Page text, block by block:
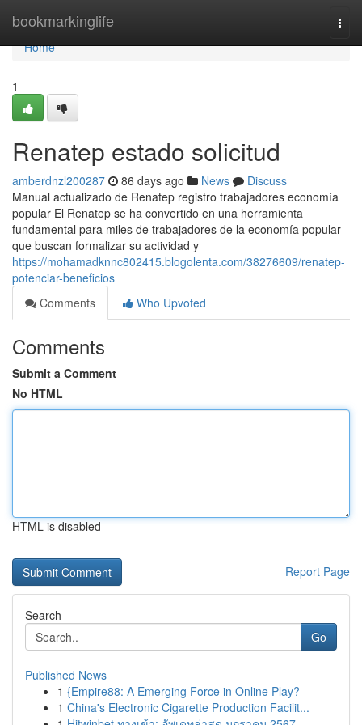
bookmarkinglife
Home
Home
1
Renatep estado solicitud
amberdnzl200287 86 days ago News
Discuss
Manual actualizado de Renatep registro trabajadores economía
popular El Renatep se ha convertido en una herramienta
fundamental para miles de trabajadores de la economía popular
que buscan formalizar su actividad y
https://mohamadknnc802415.blogolenta.com/38276609/renatep-
potenciar-beneficios
Comments
Who Upvoted
Comments
Submit a Comment
No HTML
HTML is disabled
Report Page
Search
Go
Published News
1 {Empire88: A Emerging Force in Online Play?
1 China's Electronic Cigarette Production Facilit...